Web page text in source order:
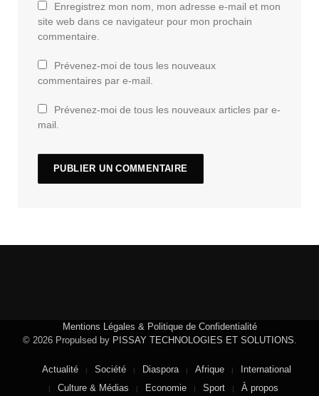
Enregistrez mon nom, mon adresse e-mail et mon
site web dans ce navigateur pour mon prochain
commentaire.
Prévenez-moi de tous les nouveaux
commentaires par e-mail.
Prévenez-moi de tous les nouveaux articles par e-
mail.
Mentions Légales & Politique de Confidentialité
© 2026 Propulsed by PISSAY TECHNOLOGIES ET SOLUTIONS.
Actualité Société Diaspora Afrique
International
Culture & Médias
Economie Sport À propos